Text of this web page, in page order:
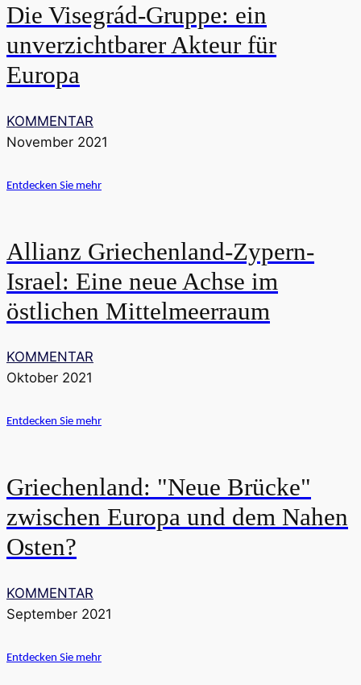
Die Visegrád-Gruppe: ein
unverzichtbarer Akteur für
Europa
KOMMENTAR
November 2021
Entdecken Sie mehr
Allianz Griechenland-Zypern-
Israel: Eine neue Achse im
östlichen Mittelmeerraum
KOMMENTAR
Oktober 2021
Entdecken Sie mehr
Griechenland: "Neue Brücke"
zwischen Europa und dem Nahen
Osten?
KOMMENTAR
September 2021
Entdecken Sie mehr